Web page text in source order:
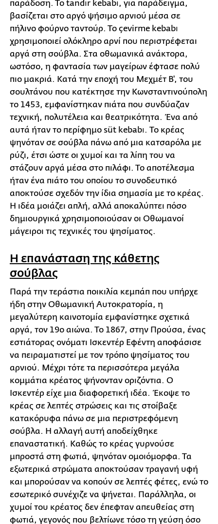
παράδοση. Το tandır kebabı, για παράδειγμα,
βασίζεται στο αργό ψήσιμο αρνιού μέσα σε
πήλινο φούρνο ταντούρ. Το çevirme kebabı
χρησιμοποιεί ολόκληρο αρνί που περιστρέφεται
αργά στη σούβλα. Στα οθωμανικά ανάκτορα,
ωστόσο, η φαντασία των μαγείρων έφτασε πολύ
πιο μακριά. Κατά την εποχή του Μεχμέτ Β', του
σουλτάνου που κατέκτησε την Κωνσταντινούπολη
το 1453, εμφανίστηκαν πιάτα που συνδύαζαν
τεχνική, πολυτέλεια και θεατρικότητα. Ένα από
αυτά ήταν το περίφημο süt kebabı. Το κρέας
ψηνόταν σε σούβλα πάνω από μια κατσαρόλα με
ρύζι, έτσι ώστε οι χυμοί και τα λίπη του να
στάζουν αργά μέσα στο πιλάφι. Το αποτέλεσμα
ήταν ένα πιάτο του οποίου το συνοδευτικό
αποκτούσε σχεδόν την ίδια σημασία με το κρέας.
Η ιδέα μοιάζει απλή, αλλά αποκαλύπτει πόσο
δημιουργικά χρησιμοποιούσαν οι Οθωμανοί
μάγειροι τις τεχνικές του ψησίματος.
Η επανάσταση της κάθετης
σούβλας
Παρά την τεράστια ποικιλία κεμπάπ που υπήρχε
ήδη στην Οθωμανική Αυτοκρατορία, η
μεγαλύτερη καινοτομία εμφανίστηκε σχετικά
αργά, τον 19ο αιώνα. Το 1867, στην Προύσα, ένας
εστιάτορας ονόματι Ισκεντέρ Εφέντη αποφάσισε
να πειραματιστεί με τον τρόπο ψησίματος του
αρνιού. Μέχρι τότε τα περισσότερα μεγάλα
κομμάτια κρέατος ψήνονταν οριζόντια. Ο
Ισκεντέρ είχε μια διαφορετική ιδέα. Έκοψε το
κρέας σε λεπτές στρώσεις και τις στοίβαξε
κατακόρυφα πάνω σε μια περιστρεφόμενη
σούβλα. Η αλλαγή αυτή αποδείχθηκε
επαναστατική. Καθώς το κρέας γυρνούσε
μπροστά στη φωτιά, ψηνόταν ομοιόμορφα. Τα
εξωτερικά στρώματα αποκτούσαν τραγανή υφή
και μπορούσαν να κοπούν σε λεπτές φέτες, ενώ το
εσωτερικό συνέχιζε να ψήνεται. Παράλληλα, οι
χυμοί του κρέατος δεν έπεφταν απευθείας στη
φωτιά, γεγονός που βελτίωνε τόσο τη γεύση όσο